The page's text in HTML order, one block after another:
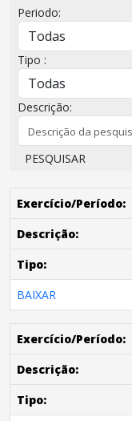
Periodo:
Tipo :
Descrição:
PESQUISAR
Exercício/Período:
Descrição:
Tipo:
BAIXAR
Exercício/Período:
Descrição:
Tipo: